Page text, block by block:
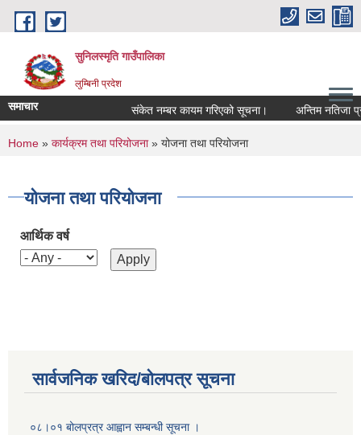
Skip to main content
सुनिलस्मृति गाउँपालिका
लुम्बिनी प्रदेश
समाचार संकेत नम्बर कायम गरिएको सूचना। अन्तिम नतिजा
You are here
Home » कार्यक्रम तथा परियोजना» योजना तथा परियोजना
योजना तथा परियोजना
आर्थिक वर्ष
सार्वजनिक खरिद/बोलपत्र सूचना
०८।०१ बोलप्रत्र आह्वान सम्बन्धी सूचना ।